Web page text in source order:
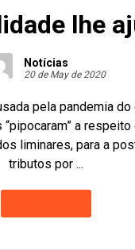
lhe
Notícias
20 de May de 2020
pela pandemia do
a respeito
liminares, para a
tributos por ...